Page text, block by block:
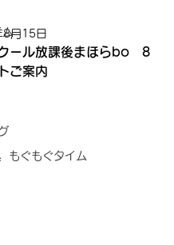
ム
もぐもぐタイム
月15日
ール放課後まほらbo　8
ご案内